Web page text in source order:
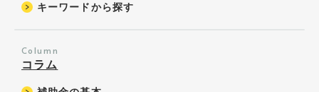
キーワードから探す
Column
コラム